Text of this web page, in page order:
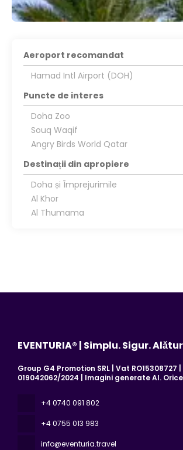
Aeroport recomandat
Hamad Intl Airport (DOH)
Puncte de interes
Doha Zoo
Souq Waqif
Angry Birds World Qatar
Destinații din apropiere
Doha și Împrejurimile
Al Khor
Al Thumama
EVENTURIA® | Simplu. Sigur.
Group G4 Promotion SRL | Vat RO15308727
019042062/2024 | Imagini generate AI.
+4 0740 091 802
+4 0755 013 983
info@eventuria.travel